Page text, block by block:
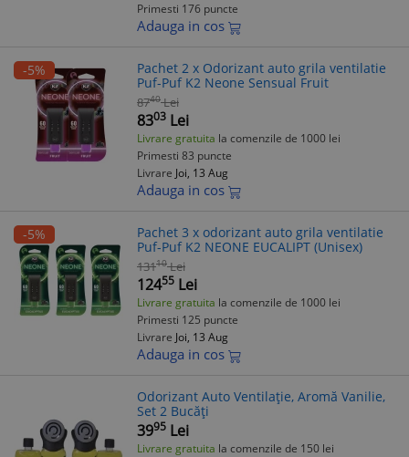
Primesti 176 puncte
Adauga in cos
-5%
Pachet 2 x Odorizant auto grila ventilatie
Puf-Puf K2 Neone Sensual Fruit
8740 Lei
8303 Lei
Livrare gratuita la comenzile de 1000 lei
Primesti 83 puncte
Livrare Joi, 13 Aug
Adauga in cos
-5%
Pachet 3 x odorizant auto grila ventilatie
Puf-Puf K2 NEONE EUCALIPT (Unisex)
13110 Lei
12455 Lei
Livrare gratuita la comenzile de 1000 lei
Primesti 125 puncte
Livrare Joi, 13 Aug
Adauga in cos
Odorizant Auto Ventilație, Aromă Vanilie,
Set 2 Bucăți
3995 Lei
Livrare gratuita la comenzile de 150 lei